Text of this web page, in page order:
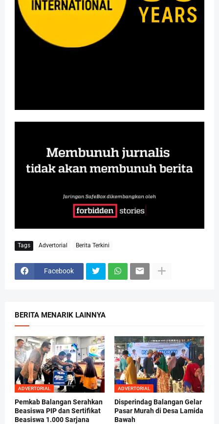
Tags Advertorial Berita Terkini
Facebook
BERITA MENARIK LAINNYA
ADVERTORIAL
Pemkab Balangan Serahkan
Beasiswa PIP dan Sertifikat
Beasiswa 1.000 Sarjana
ADVERTORIAL
Disperindag Balangan Gelar
Pasar Murah di Desa Lamida
Bawah